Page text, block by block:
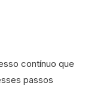
contínuo que
passos